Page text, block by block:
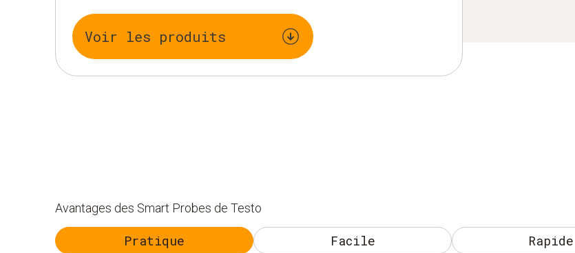
Voir les produits
Avantages des Smart Probes de Testo
Pratique Facile Rapide